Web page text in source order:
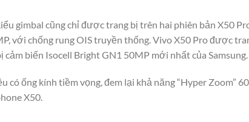
gimbal cũng chỉ được trang bị trên hai phiên bản X50
với chống rung OIS truyền thống. Vivo X50 Pro được
biến Isocell Bright GN1 50MP mới nhất của Samsung.
có ống kính tiềm vọng, đem lại khả năng “Hyper Zoom”
X50.